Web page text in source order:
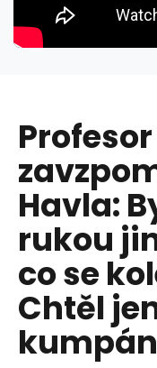
Havla:
rukou
co se
Chtěl